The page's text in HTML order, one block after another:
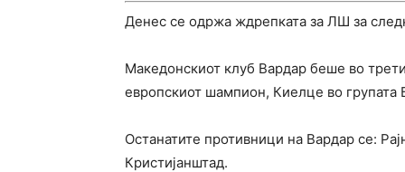
Денес се одржа ждрепката за ЛШ за
Македонскиот клуб Вардар беше во
европскиот шампион, Киелце во групата
Останатите противници на Вардар се:
Кристијанштад.